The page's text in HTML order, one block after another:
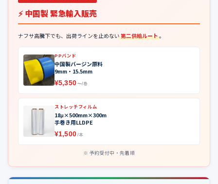
⚡ 中国製 緊急輸入販売
ナフサ高騰下でも、出荷ラインを止めない第二供給ルート。
PPバンド
中国製バージン原料
9mm・15.5mm
¥5,350 〜/巻
ストレッチフィルム
18μ×500mm×300m
手巻き用LLDPE
¥1,500 /本
予約受付中・先着順